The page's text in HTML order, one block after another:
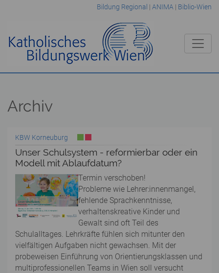
Bildung Regional | ANIMA | Biblio-Wien
Archiv
KBW Korneuburg
Unser Schulsystem - reformierbar oder ein
Modell mit Ablaufdatum?
Termin verschoben!
Probleme wie Lehrer:innenmangel,
fehlende Sprachkenntnisse,
verhaltenskreative Kinder und
Gewalt sind oft Teil des
Schulalltages. Lehrkräfte fühlen sich mitunter den
vielfältigen Aufgaben nicht gewachsen. Mit der
probeweisen Einführung von Orientierungsklassen und
multiprofessionellen Teams in Wien soll versucht